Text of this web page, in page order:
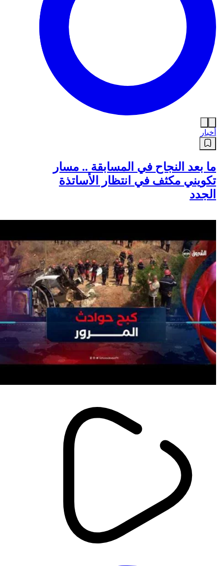
أخبار
ما بعد النجاح في المسابقة .. مسار
تكويني مكثف في انتظار الأساتذة
الجدد